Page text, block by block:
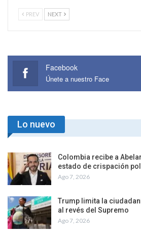
PREV NEXT
Facebook
Únete a nuestro Face
Lo nuevo
Colombia recibe a
estado de crispación
Ago 7, 2026
Trump limita la
al revés del Supremo
Ago 7, 2026